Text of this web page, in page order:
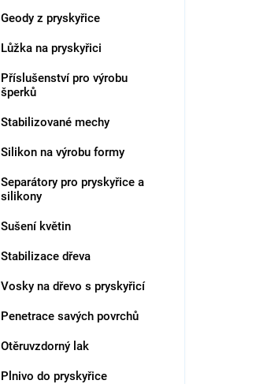
Geody z pryskyřice
Lůžka na pryskyřici
Příslušenství pro výrobu
šperků
Stabilizované mechy
Silikon na výrobu formy
Separátory pro pryskyřice a
silikony
Sušení květin
Stabilizace dřeva
Vosky na dřevo s pryskyřicí
Penetrace savých povrchů
Otěruvzdorný lak
Plnivo do pryskyřice